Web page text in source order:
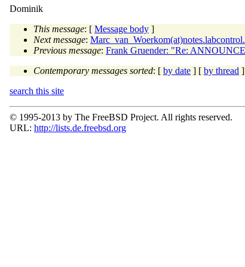
Dominik
This message: [ Message body ]
Next message:
Previous message: Frank Gruender: "Re:
Contemporary messages sorted: [ by date ] [ by thread
search this site
© 1995-2013 by The FreeBSD Project. All rights reserved.
URL: http://lists.de.freebsd.org